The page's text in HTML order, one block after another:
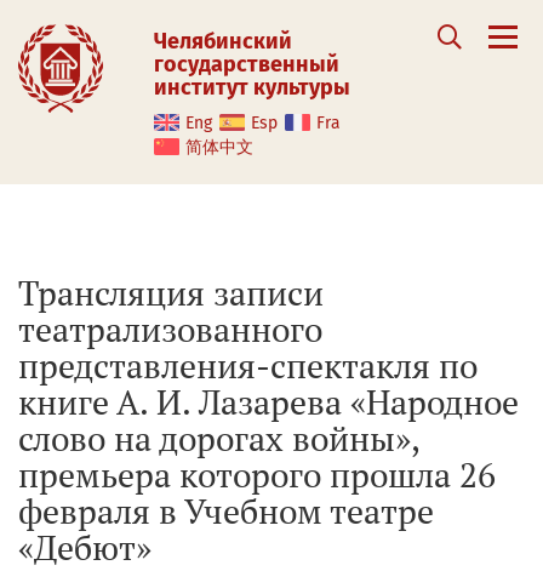
Челябинский
государственный
институт культуры
Eng Esp
Fra
简体中文
Трансляция записи
театрализованного
представления-спектакля по
книге А. И. Лазарева «Народное
слово на дорогах войны»,
премьера которого прошла 26
февраля в Учебном театре
«Дебют»